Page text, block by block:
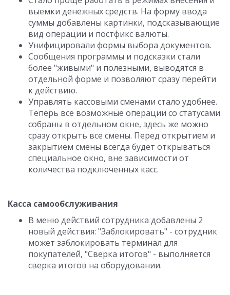
выемки денежных средств. На форму ввода
суммы добавлены картинки, подсказывающие
вид операции и постфикс валюты.
Унифицировали формы выбора документов.
Сообщения программы и подсказки стали
более "живыми" и полезными, выводятся в
отдельной форме и позволяют сразу перейти
к действию.
Управлять кассовыми сменами стало удобнее.
Теперь все возможные операции со статусами
собраны в отдельном окне, здесь же можно
сразу открыть все смены. Перед открытием и
закрытием смены всегда будет открываться
специальное окно, вне зависимости от
количества подключенных касс.
Касса самообслуживания
В меню действий сотрудника добавлены 2
новый действия: "Заблокировать" - сотрудник
может заблокировать терминал для
покупателей, "Сверка итогов" - выполняется
сверка итогов на оборудовании.